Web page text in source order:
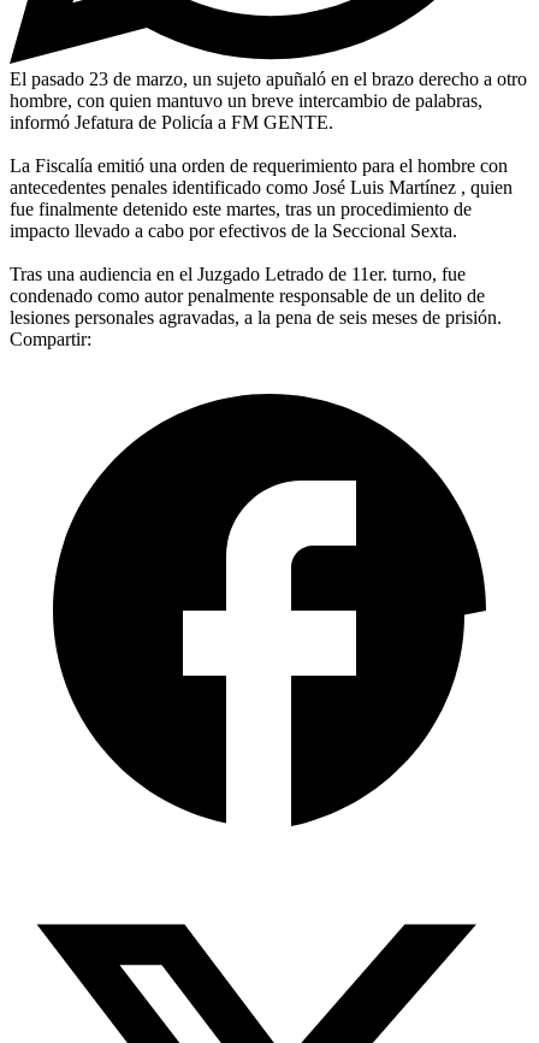
El pasado 23 de marzo, un sujeto apuñaló en el brazo derecho a otro
hombre, con quien mantuvo un breve intercambio de palabras,
informó Jefatura de Policía a FM GENTE.
La Fiscalía emitió una orden de requerimiento para el hombre con
antecedentes penales identificado como José Luis Martínez , quien
fue finalmente detenido este martes, tras un procedimiento de
impacto llevado a cabo por efectivos de la Seccional Sexta.
Tras una audiencia en el Juzgado Letrado de 11er. turno, fue
condenado como autor penalmente responsable de un delito de
lesiones personales agravadas, a la pena de seis meses de prisión.
Compartir: